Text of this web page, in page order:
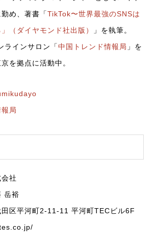
め、著書「TikTok〜世界最強のSNSは
（ダイヤモンド社出版）
」を執筆。
ラインサロン「中国トレンド情報局 」を
を拠点に活動中。
局
社
岳裕
区平河町2-11-11 平河町TECビル6F